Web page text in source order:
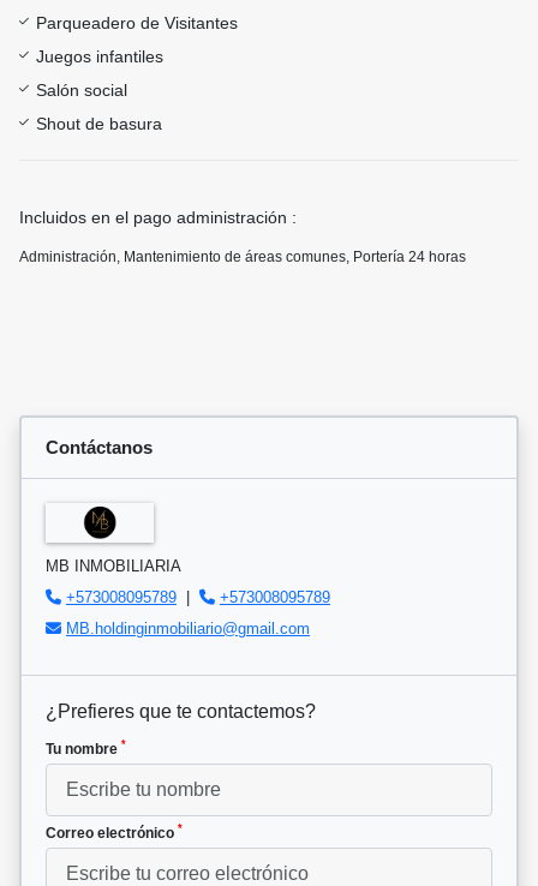
Parqueadero de Visitantes
Juegos infantiles
Salón social
Shout de basura
Incluidos en el pago administración :
Administración, Mantenimiento de áreas comunes, Portería 24 horas
Contáctanos
MB INMOBILIARIA
+573008095789 |
+573008095789
MB.holdinginmobiliario@gmail.com
¿Prefieres que te contactemos?
Tu nombre *
Correo electrónico *